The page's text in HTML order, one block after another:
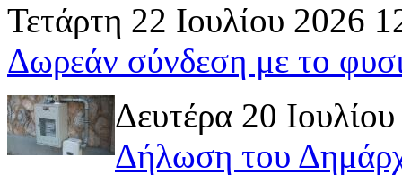
Τετάρτη 22 Ιουλίου 2026
Δωρεάν σύνδεση με το
Δευτέρα 20
Δήλωση του